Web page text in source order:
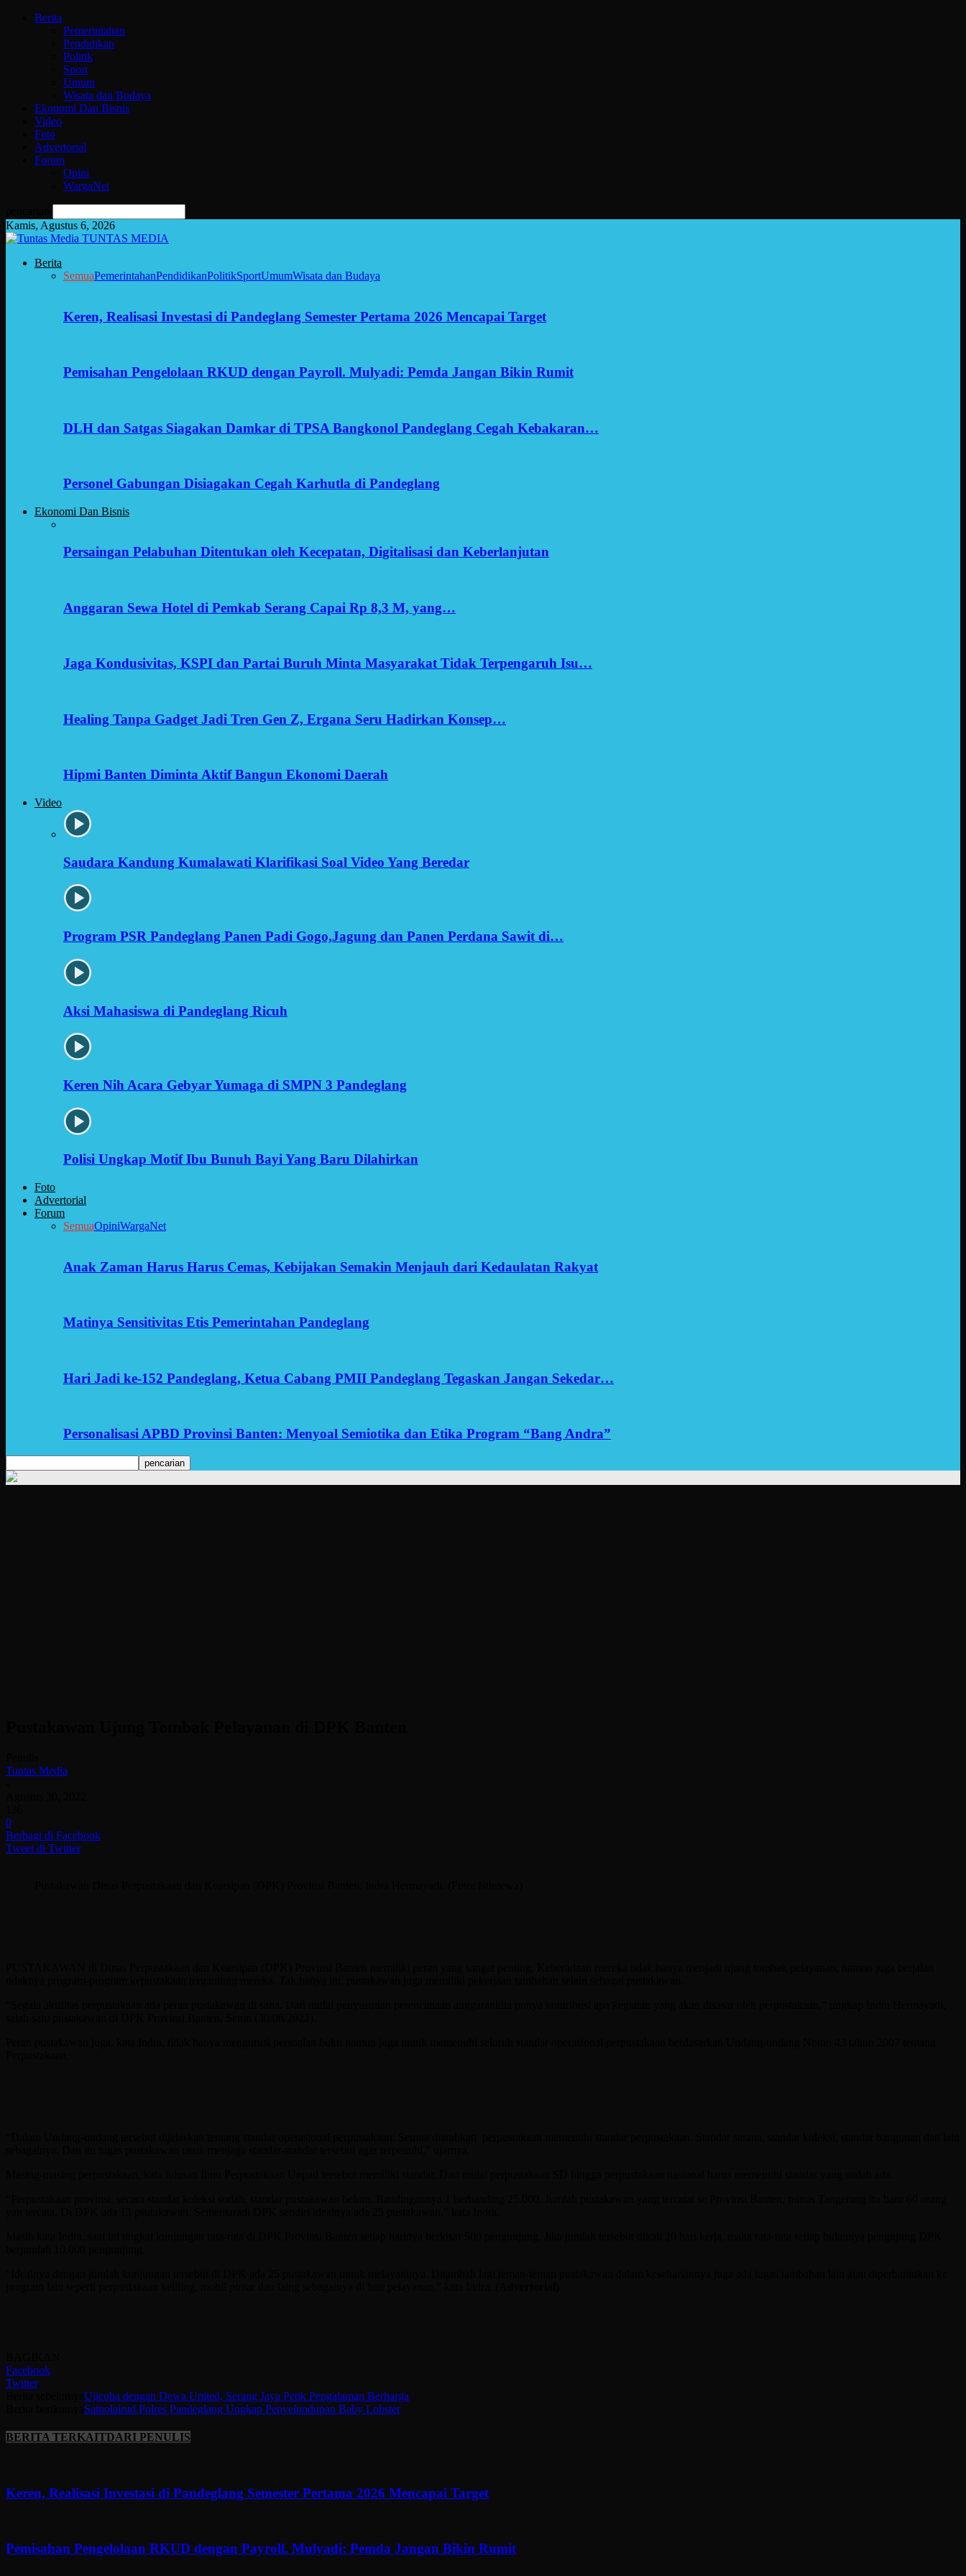
Berita
Pemerintahan
Pendidikan
Politik
Sport
Umum
Wisata dan Budaya
Ekonomi Dan Bisnis
Video
Foto
Advertorial
Forum
Opini
WargaNet
Kamis, Agustus 6, 2026
TUNTAS MEDIA
Berita
SemuaPemerintahanPendidikanPolitikSportUmumWisata dan Budaya
Keren, Realisasi Investasi di Pandeglang Semester Pertama 2026 Mencapai Target
Pemisahan Pengelolaan RKUD dengan Payroll. Mulyadi: Pemda Jangan Bikin Rumit
DLH dan Satgas Siagakan Damkar di TPSA Bangkonol Pandeglang Cegah Kebakaran…
Personel Gabungan Disiagakan Cegah Karhutla di Pandeglang
Ekonomi Dan Bisnis
Persaingan Pelabuhan Ditentukan oleh Kecepatan, Digitalisasi dan Keberlanjutan
Anggaran Sewa Hotel di Pemkab Serang Capai Rp 8,3 M, yang…
Jaga Kondusivitas, KSPI dan Partai Buruh Minta Masyarakat Tidak Terpengaruh Isu…
Healing Tanpa Gadget Jadi Tren Gen Z, Ergana Seru Hadirkan Konsep…
Hipmi Banten Diminta Aktif Bangun Ekonomi Daerah
Video
Saudara Kandung Kumalawati Klarifikasi Soal Video Yang Beredar
Program PSR Pandeglang Panen Padi Gogo,Jagung dan Panen Perdana Sawit di…
Aksi Mahasiswa di Pandeglang Ricuh
Keren Nih Acara Gebyar Yumaga di SMPN 3 Pandeglang
Polisi Ungkap Motif Ibu Bunuh Bayi Yang Baru Dilahirkan
Foto
Advertorial
Forum
SemuaOpiniWargaNet
Anak Zaman Harus Harus Cemas, Kebijakan Semakin Menjauh dari Kedaulatan Rakyat
Matinya Sensitivitas Etis Pemerintahan Pandeglang
Hari Jadi ke-152 Pandeglang, Ketua Cabang PMII Pandeglang Tegaskan Jangan Sekedar…
Personalisasi APBD Provinsi Banten: Menyoal Semiotika dan Etika Program “Bang Andra”
Tuntas Media
0
Berbagi di Facebook
Tweet di Twitter
Facebook
Twitter
Ujicoba dengan Dewa United, Serang Jaya Petik Pengalaman Berharga
Satpolairud Polres Pandeglang Ungkap Penyelundupan Baby Lobster
BERITA TERKAITDARI PENULIS
Keren, Realisasi Investasi di Pandeglang Semester Pertama 2026 Mencapai Target
Pemisahan Pengelolaan RKUD dengan Payroll. Mulyadi: Pemda Jangan Bikin Rumit